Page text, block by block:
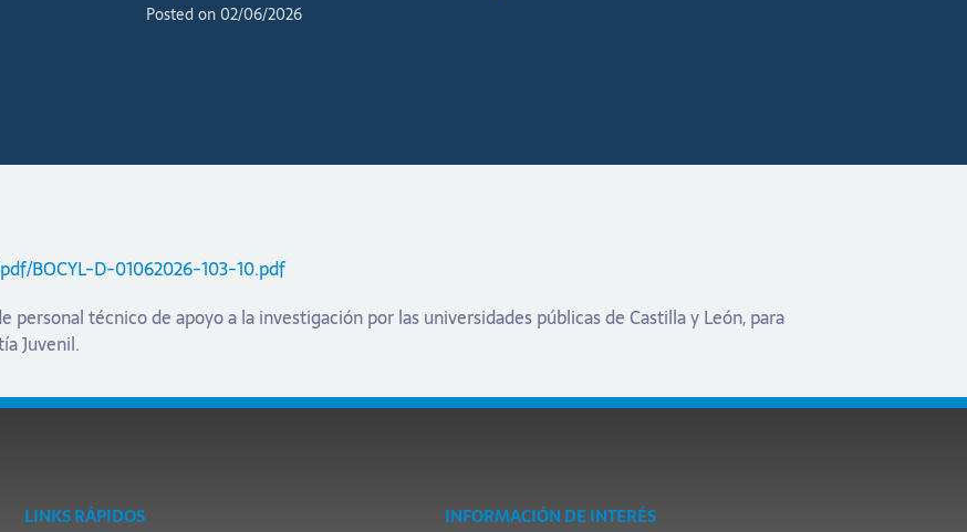
Posted on02/06/2026
BOCYL-D-01062026-103-10.pdf
personal técnico de apoyo a la investigación por las universidades públicas de Castilla y León, para
Juvenil.
LINKS RÁPIDOS INFORMACIÓN DE INTERÉS